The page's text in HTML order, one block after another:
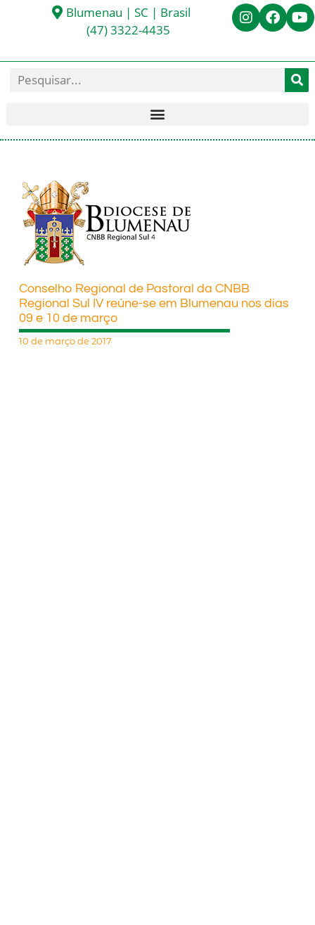
Blumenau | SC | Brasil
(47) 3322-4435
Conselho Regional de Pastoral da CNBB
Regional Sul IV reúne-se em Blumenau nos dias
09 e 10 de março
10 de março de 2017